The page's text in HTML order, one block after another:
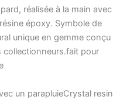
réalisée à la main avec
époxy. Symbole de
unique en gemme conçu
collectionneurs.fait pour
un parapluieCrystal resin